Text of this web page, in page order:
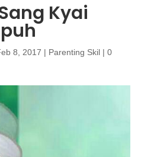
Kyai
8, 2017 | Parenting Skil| 0